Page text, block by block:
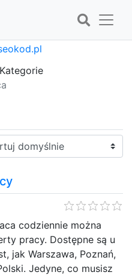
Kategorie
codziennie można
pracy. Dostępne są u
jak Warszawa, Poznań,
Jedyne, co musisz